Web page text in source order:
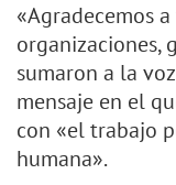
«Agradecemos
organizaciones,
sumaron a la
mensaje en el
con «el trabajo
humana».